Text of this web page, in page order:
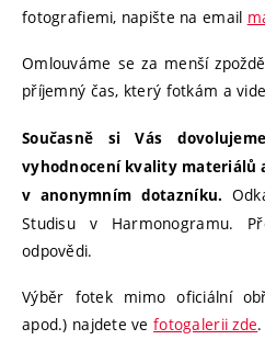
fotografiemi, napište na email
Omlouváme se za menší
příjemný čas, který fotkám a
Současně si Vás
vyhodnocení kvality materiálů
v anonymním dotazníku.
Studisu v Harmonogramu.
odpovědi.
Výběr fotek mimo oficiální
apod.) najdete vefotogalerii zde.